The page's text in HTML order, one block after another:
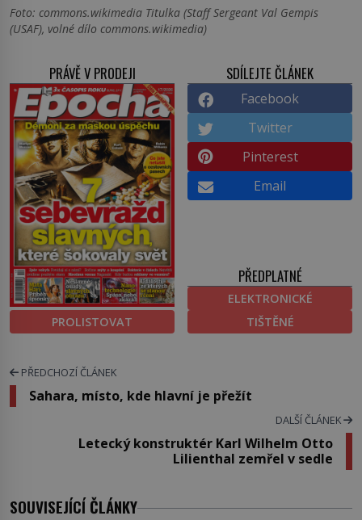
Foto: commons.wikimedia Titulka (Staff Sergeant Val Gempis
(USAF), volné dílo commons.wikimedia)
PRÁVĚ V PRODEJI
PROLISTOVAT
SDÍLEJTE ČLÁNEK
Facebook
Twitter
Pinterest
Email
PŘEDPLATNÉ
ELEKTRONICKÉ
TIŠTĚNÉ
PŘEDCHOZÍ ČLÁNEK
Sahara, místo, kde hlavní je přežít
DALŠÍ ČLÁNEK
Letecký konstruktér Karl Wilhelm Otto
Lilienthal zemřel v sedle
SOUVISEJÍCÍ ČLÁNKY